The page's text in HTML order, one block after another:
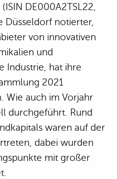
DE000A2TSL22,
Düsseldorf notierter,
von innovativen
und
Industrie, hat ihre
2021
Wie auch im Vorjahr
durchgeführt. Rund
waren auf der
dabei wurden
mit großer